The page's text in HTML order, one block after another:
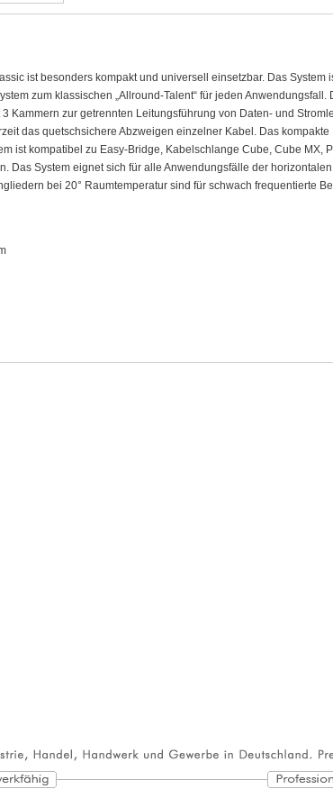
ist besonders kompakt und universell einsetzbar. Das System
zum klassischen „Allround-Talent“ für jeden
Kammern zur getrennten Leitungsführung von Daten- und
das quetschsichere Abzweigen einzelner Kabel. Das
ist kompatibel zu Easy-Bridge, Kabelschlange Cube, Cube MX,
Das System eignet sich für alle Anwendungsfälle der
bei 20° Raumtemperatur sind für schwach frequentierte